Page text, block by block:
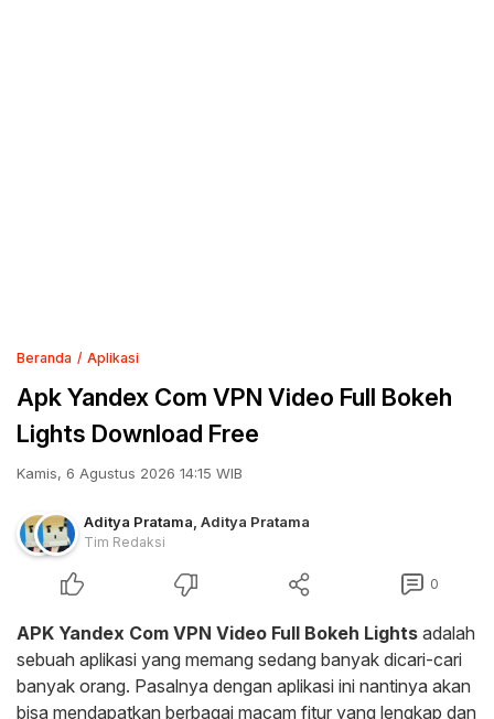
Beranda Aplikasi
Apk Yandex Com VPN Video Full Bokeh
Lights Download Free
Kamis, 6 Agustus 2026 14:15 WIB
Aditya Pratama Aditya Pratama
Tim Redaksi
0
APK Yandex Com VPN Video Full Bokeh Lights adalah
sebuah aplikasi yang memang sedang banyak dicari-cari
banyak orang. Pasalnya dengan aplikasi ini nantinya akan
bisa mendapatkan berbagai macam fitur yang lengkap dan